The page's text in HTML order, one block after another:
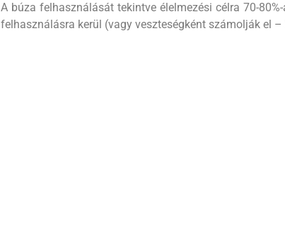
A búza felhasználását tekintve élel­mezési célra 70-
felhasználásra kerül (vagy veszteségként számolják el –